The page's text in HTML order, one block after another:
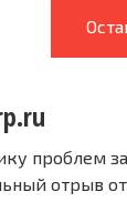
проблем
отрыв